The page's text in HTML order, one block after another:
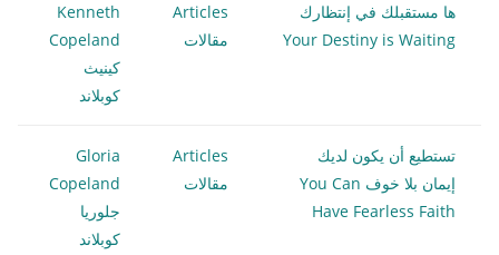
ها مستقبلك في إنتظارك
Your Destiny is Waiting
Articles
مقالات
Kenneth
Copeland
كينيث
كوبلاند
تستطيع أن يكون لديك
إيمان بلا خوف You Can
Have Fearless Faith
Articles
مقالات
Gloria
Copeland
جلوريا
كوبلاند